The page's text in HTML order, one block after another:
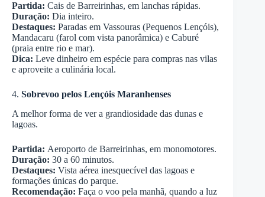
Partida: Cais de Barreirinhas, em lanchas rápidas.
Duração: Dia inteiro.
Destaques: Paradas em Vassouras (Pequenos Lençóis),
Mandacaru (farol com vista panorâmica) e Caburé
(praia entre rio e mar).
Dica: Leve dinheiro em espécie para compras nas vilas
e aproveite a culinária local.
4. Sobrevoo pelos Lençóis Maranhenses
A melhor forma de ver a grandiosidade das dunas e
lagoas.
Partida: Aeroporto de Barreirinhas, em monomotores.
Duração: 30 a 60 minutos.
Destaques: Vista aérea inesquecível das lagoas e
formações únicas do parque.
Recomendação: Faça o voo pela manhã, quando a luz